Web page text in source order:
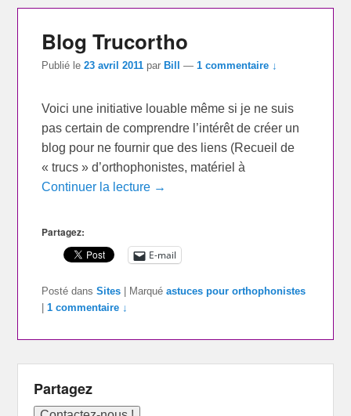
Blog Trucortho
Publié le23 avril 2011 par Bill —1 commentaire ↓
Voici une initiative louable même si je ne suis
pas certain de comprendre l’intérêt de créer un
blog pour ne fournir que des liens (Recueil de
« trucs » d’orthophonistes, matériel à
Continuer la lecture →
Partagez:
E-mail
Posté dans Sites Marqué astuces pour orthophonistes
|1 commentaire ↓
Partagez